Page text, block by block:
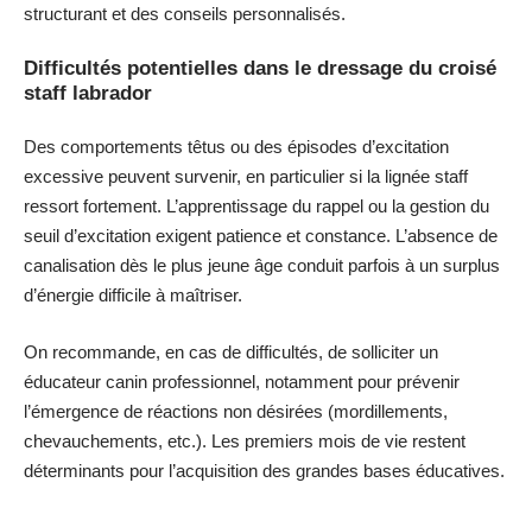
structurant et des conseils personnalisés.
Difficultés potentielles dans le dressage du croisé
staff labrador
Des comportements têtus ou des épisodes d’excitation
excessive peuvent survenir, en particulier si la lignée staff
ressort fortement. L’apprentissage du rappel ou la gestion du
seuil d’excitation exigent patience et constance. L’absence de
canalisation dès le plus jeune âge conduit parfois à un surplus
d’énergie difficile à maîtriser.
On recommande, en cas de difficultés, de solliciter un
éducateur canin professionnel, notamment pour prévenir
l’émergence de réactions non désirées (mordillements,
chevauchements, etc.). Les premiers mois de vie restent
déterminants pour l’acquisition des grandes bases éducatives.